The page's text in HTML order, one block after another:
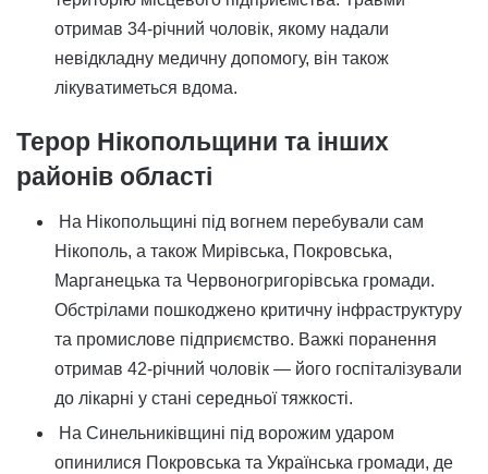
отримав 34-річний чоловік, якому надали
невідкладну медичну допомогу, він також
лікуватиметься вдома.
Терор Нікопольщини та інших
районів області
На Нікопольщині під вогнем перебували сам
Нікополь, а також Мирівська, Покровська,
Марганецька та Червоногригорівська громади.
Обстрілами пошкоджено критичну інфраструктуру
та промислове підприємство. Важкі поранення
отримав 42-річний чоловік — його госпіталізували
до лікарні у стані середньої тяжкості.
На Синельниківщині під ворожим ударом
опинилися Покровська та Українська громади, де